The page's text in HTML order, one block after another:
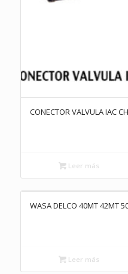
CONECTOR VALVULA IAC
Leer más
WASA DELCO 40MT 42MT
Leer más